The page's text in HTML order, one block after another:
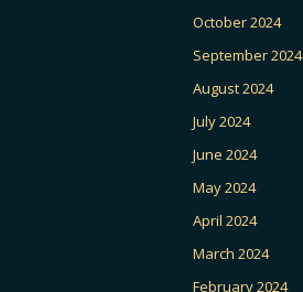
October 2024
September 2024
August 2024
July 2024
June 2024
May 2024
April 2024
March 2024
February 2024